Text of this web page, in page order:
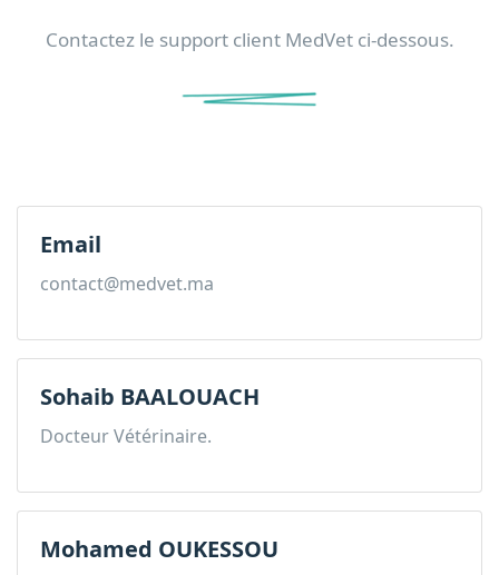
Contactez le support client MedVet ci-dessous.
Email
contact@medvet.ma
Sohaib BAALOUACH
Docteur Vétérinaire.
Mohamed OUKESSOU